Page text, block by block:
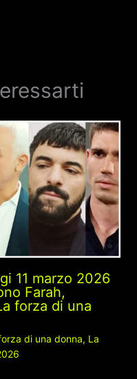
11 marzo 2026
Farah,
forza di una
di una donna, La